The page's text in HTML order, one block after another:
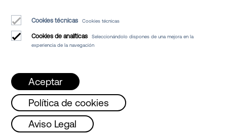
Patrimoniales Onerosas
en ejecución.
Impuesto sobre
Sociedades y
deducibilidad
Miércoles y Viernes de 08 a 15h /
Cookies técnicas Cookies técnicas
Cookies de analíticas
Seleccionándolo dispones de una mejora en la
experiencia de la navegación
Aceptar
Política de cookies
Aviso Legal